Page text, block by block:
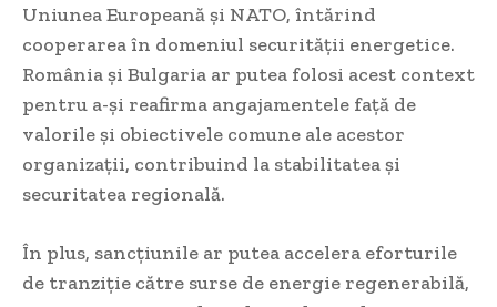
Uniunea Europeană și NATO, întărind
cooperarea în domeniul securității energetice.
România și Bulgaria ar putea folosi acest context
pentru a-și reafirma angajamentele față de
valorile și obiectivele comune ale acestor
organizații, contribuind la stabilitatea și
securitatea regională.
În plus, sancțiunile ar putea accelera eforturile
de tranziție către surse de energie regenerabilă,